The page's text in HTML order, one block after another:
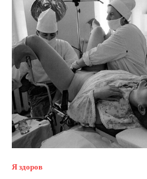
Я здоров